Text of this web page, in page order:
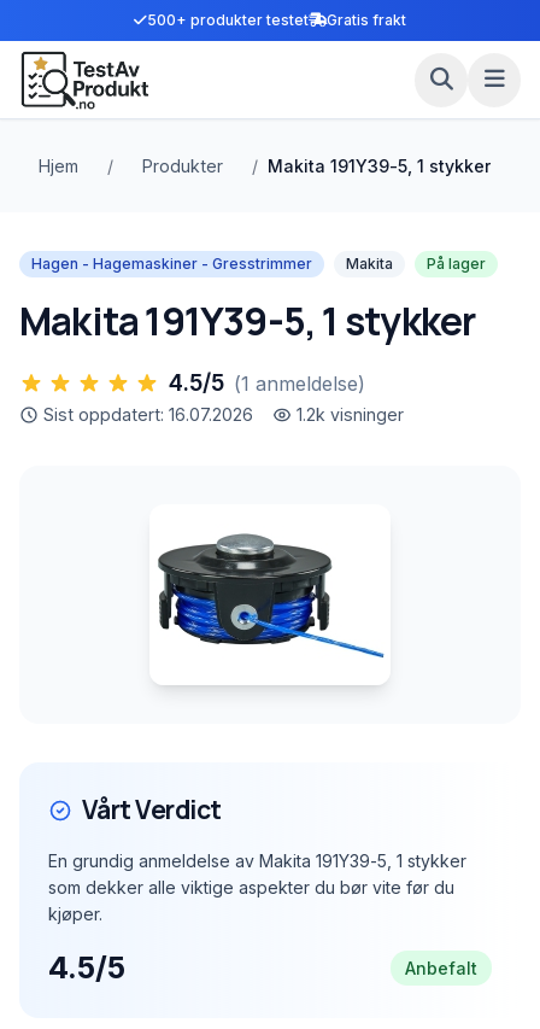
500+ produkter testet Gratis frakt
Hjem / Produkter / Makita 191Y39-5, 1 stykker
Hagen - Hagemaskiner - Gresstrimmer Makita På lager
Makita 191Y39-5, 1 stykker
4.5/5 (1 anmeldelse)
Sist oppdatert: 16.07.2026 1.2k visninger
Vårt Verdict
En grundig anmeldelse av Makita 191Y39-5, 1 stykker
som dekker alle viktige aspekter du bør vite før du
kjøper.
4.5/5 Anbefalt